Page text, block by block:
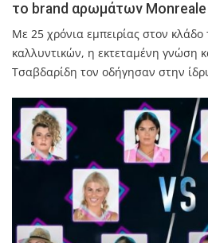
το brand αρωμάτων Monreale
Με 25 χρόνια εμπειρίας στον
καλλυντικών, η εκτεταμένη γνώση
Τσαβδαρίδη τον οδήγησαν στην